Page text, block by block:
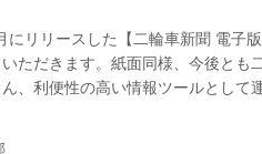
にリリースした【二輪車新聞 電子
ただきます。紙面同様、今後とも
、利便性の高い情報ツールとして